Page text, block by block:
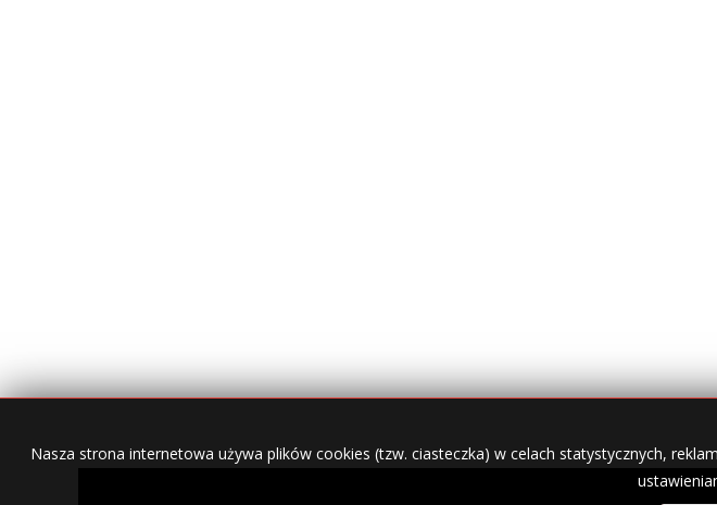
Nasza strona internetowa używa plików cookies (tzw. ciasteczka) w celach statystycznych,